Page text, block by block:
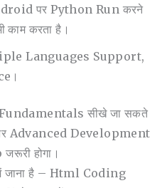
पर Python Run करने
करता है।
Languages Support,
सीखे जा सकते
Advanced Development
होगा।
है – Html Coding